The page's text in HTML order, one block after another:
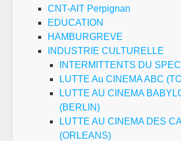
CNT-AIT Perpignan
EDUCATION
HAMBURGREVE
INDUSTRIE CULTURELLE
INTERMITTENTS DU
LUTTE Au CINEMA ABC
LUTTE AU CINEMA
(BERLIN)
LUTTE AU CINEMA DES
(ORLEANS)